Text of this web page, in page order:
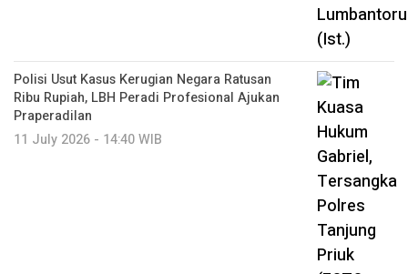
Polisi Usut Kasus Kerugian Negara Ratusan
Ribu Rupiah, LBH Peradi Profesional Ajukan
Praperadilan
11 July 2026 - 14:40 WIB